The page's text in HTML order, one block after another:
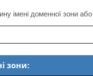
імені доменної зони
зони: